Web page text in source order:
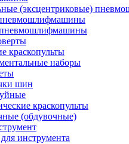
(эксцентриковые)
краскопульты
наборы
шин
краскопульты
(обдувочные)
инструмента